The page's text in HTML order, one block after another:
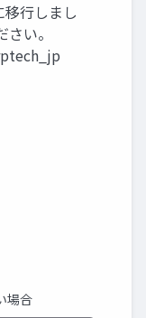
行しまし
い。
場合